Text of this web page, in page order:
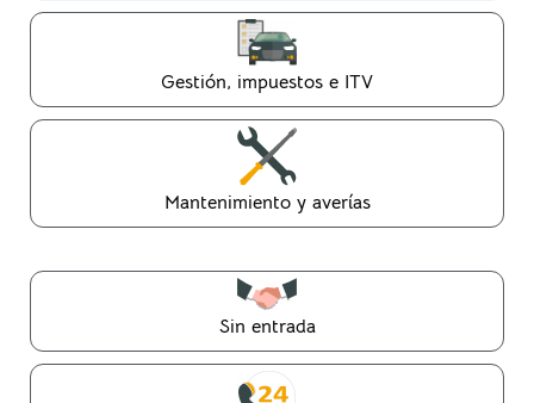
Gestión, impuestos e ITV
Mantenimiento y averías
Sin entrada